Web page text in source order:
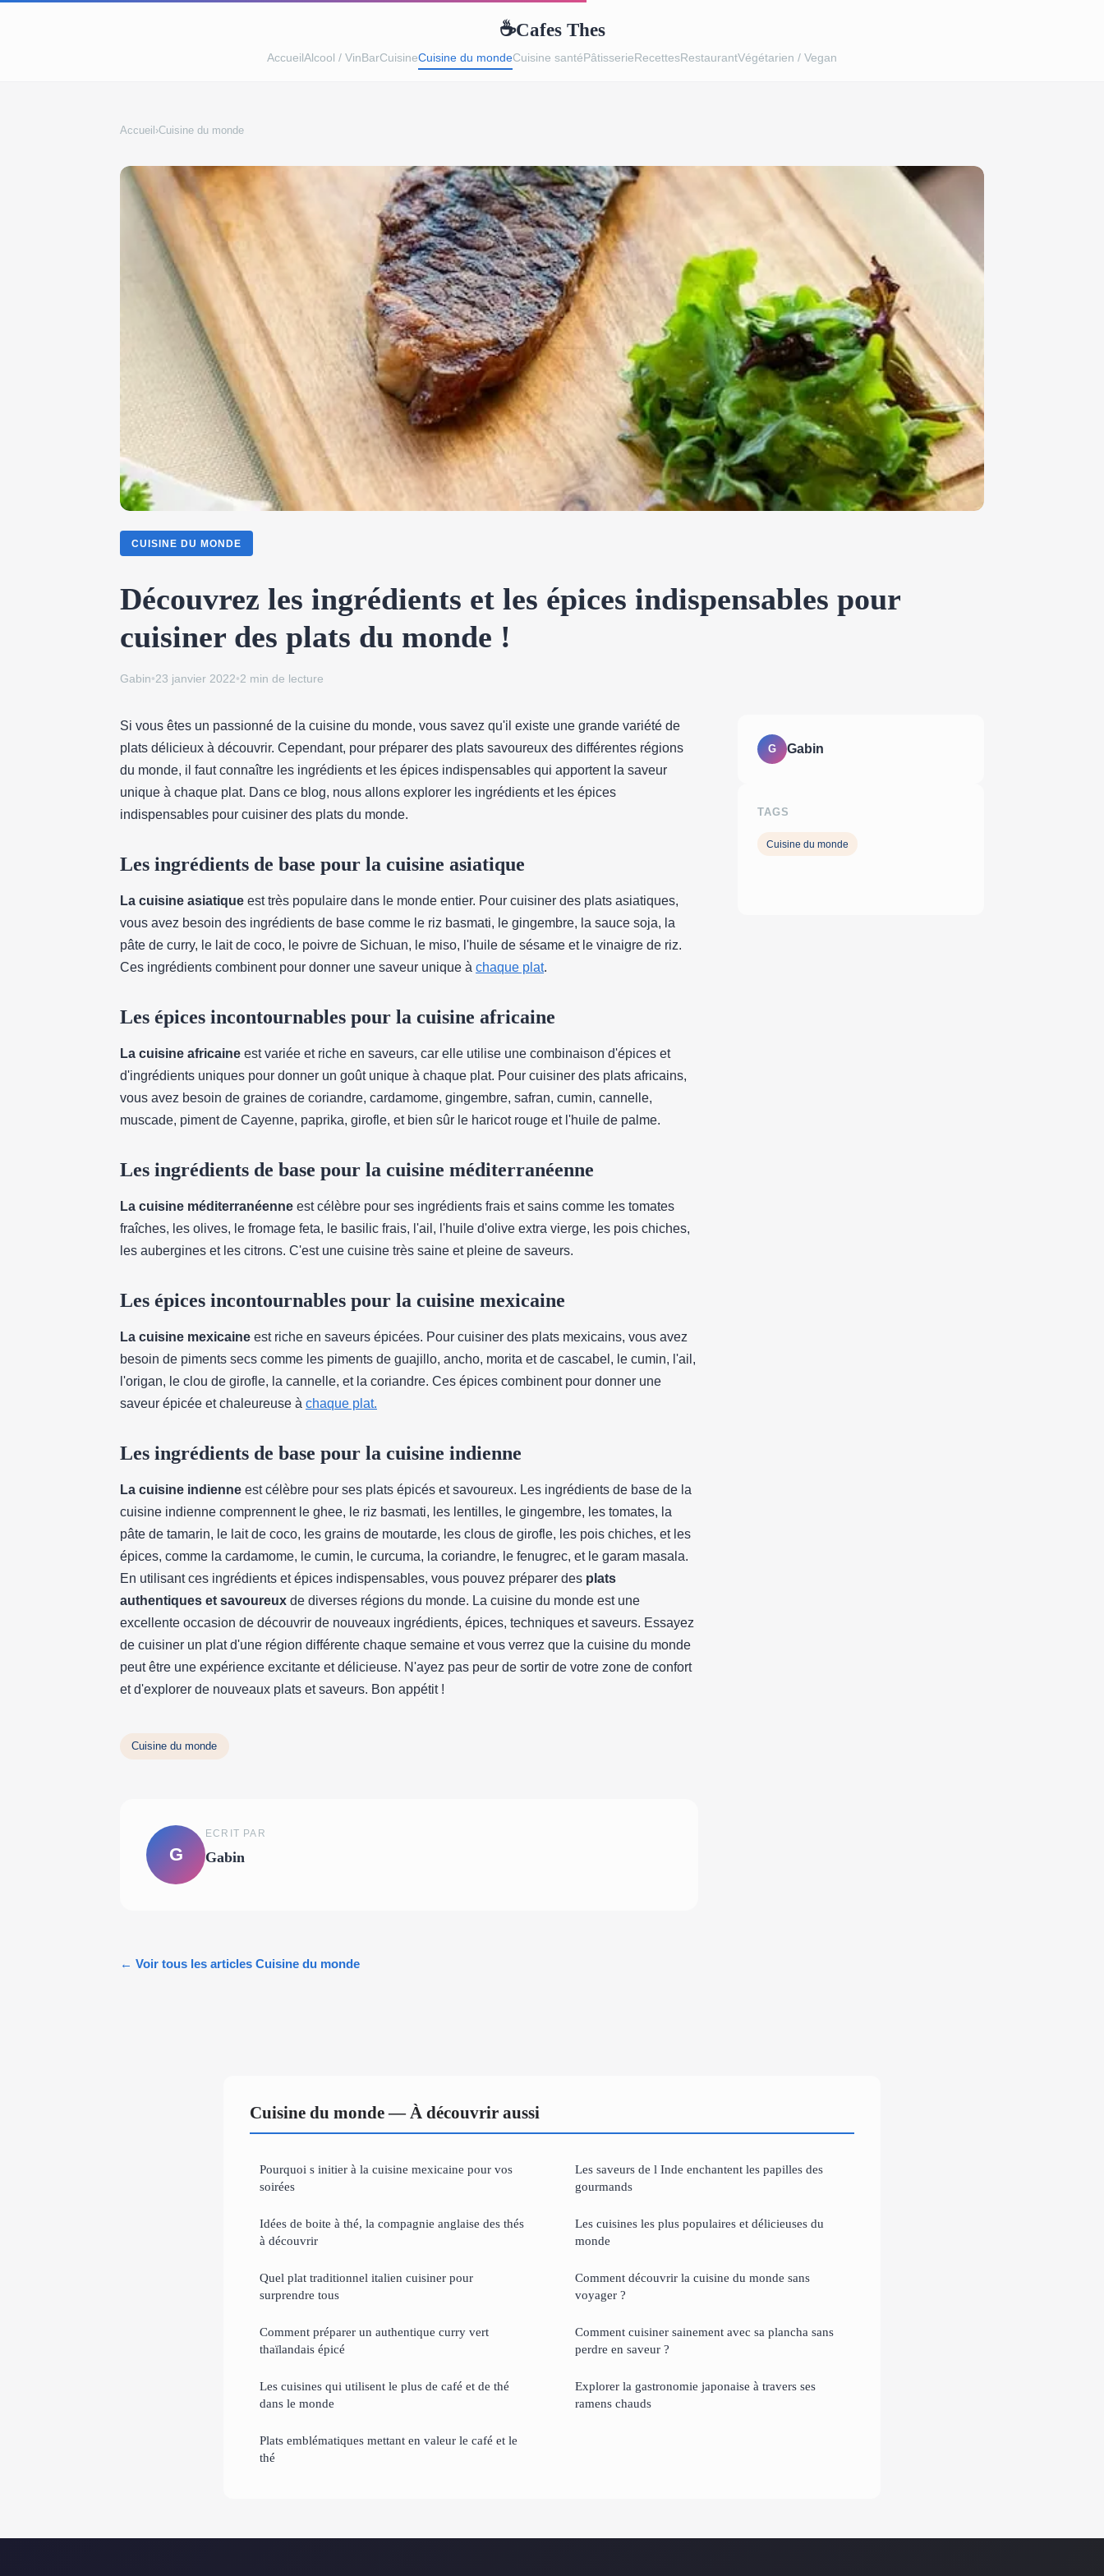
☕Cafes Thes
AccueilAlcool / VinBarCuisineCuisine du mondeCuisine santéPâtisserieRecettesRestaurantVégétarien / Vegan
Accueil ›Cuisine du monde
CUISINE DU MONDE
Découvrez les ingrédients et les épices indispensables pour
cuisiner des plats du monde !
Gabin•23 janvier 2022•2 min de lecture
Si vous êtes un passionné de la cuisine du monde, vous savez qu'il existe une grande variété de
plats délicieux à découvrir. Cependant, pour préparer des plats savoureux des différentes régions
du monde, il faut connaître les ingrédients et les épices indispensables qui apportent la saveur
unique à chaque plat. Dans ce blog, nous allons explorer les ingrédients et les épices
indispensables pour cuisiner des plats du monde.
Les ingrédients de base pour la cuisine asiatique
La cuisine asiatique est très populaire dans le monde entier. Pour cuisiner des plats asiatiques,
vous avez besoin des ingrédients de base comme le riz basmati, le gingembre, la sauce soja, la
pâte de curry, le lait de coco, le poivre de Sichuan, le miso, l'huile de sésame et le vinaigre de riz.
Ces ingrédients combinent pour donner une saveur unique à chaque plat.
Les épices incontournables pour la cuisine africaine
La cuisine africaine est variée et riche en saveurs, car elle utilise une combinaison d'épices et
d'ingrédients uniques pour donner un goût unique à chaque plat. Pour cuisiner des plats africains,
vous avez besoin de graines de coriandre, cardamome, gingembre, safran, cumin, cannelle,
muscade, piment de Cayenne, paprika, girofle, et bien sûr le haricot rouge et l'huile de palme.
Les ingrédients de base pour la cuisine méditerranéenne
La cuisine méditerranéenne est célèbre pour ses ingrédients frais et sains comme les tomates
fraîches, les olives, le fromage feta, le basilic frais, l'ail, l'huile d'olive extra vierge, les pois chiches,
les aubergines et les citrons. C'est une cuisine très saine et pleine de saveurs.
Les épices incontournables pour la cuisine mexicaine
La cuisine mexicaine est riche en saveurs épicées. Pour cuisiner des plats mexicains, vous avez
besoin de piments secs comme les piments de guajillo, ancho, morita et de cascabel, le cumin, l'ail,
l'origan, le clou de girofle, la cannelle, et la coriandre. Ces épices combinent pour donner une
saveur épicée et chaleureuse à chaque plat.
Les ingrédients de base pour la cuisine indienne
La cuisine indienne est célèbre pour ses plats épicés et savoureux. Les ingrédients de base de la
cuisine indienne comprennent le ghee, le riz basmati, les lentilles, le gingembre, les tomates, la
pâte de tamarin, le lait de coco, les grains de moutarde, les clous de girofle, les pois chiches, et les
épices, comme la cardamome, le cumin, le curcuma, la coriandre, le fenugrec, et le garam masala.
En utilisant ces ingrédients et épices indispensables, vous pouvez préparer des plats
authentiques et savoureux de diverses régions du monde. La cuisine du monde est une
excellente occasion de découvrir de nouveaux ingrédients, épices, techniques et saveurs. Essayez
de cuisiner un plat d'une région différente chaque semaine et vous verrez que la cuisine du monde
peut être une expérience excitante et délicieuse. N'ayez pas peur de sortir de votre zone de confort
et d'explorer de nouveaux plats et saveurs. Bon appétit !
Cuisine du monde
G
ECRIT PAR
Gabin
← Voir tous les articles Cuisine du monde
G Gabin
TAGS
Cuisine du monde
Cuisine du monde — À découvrir aussi
Pourquoi s initier à la cuisine mexicaine pour vos
soirées
Idées de boite à thé, la compagnie anglaise des thés
à découvrir
Quel plat traditionnel italien cuisiner pour
surprendre tous
Comment préparer un authentique curry vert
thaïlandais épicé
Les cuisines qui utilisent le plus de café et de thé
dans le monde
Plats emblématiques mettant en valeur le café et le
thé
Les saveurs de l Inde enchantent les papilles des
gourmands
Les cuisines les plus populaires et délicieuses du
monde
Comment découvrir la cuisine du monde sans
voyager ?
Comment cuisiner sainement avec sa plancha sans
perdre en saveur ?
Explorer la gastronomie japonaise à travers ses
ramens chauds